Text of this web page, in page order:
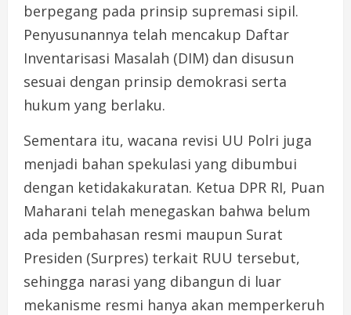
berpegang pada prinsip supremasi sipil.
Penyusunannya telah mencakup Daftar
Inventarisasi Masalah (DIM) dan disusun
sesuai dengan prinsip demokrasi serta
hukum yang berlaku.
Sementara itu, wacana revisi UU Polri juga
menjadi bahan spekulasi yang dibumbui
dengan ketidakakuratan. Ketua DPR RI, Puan
Maharani telah menegaskan bahwa belum
ada pembahasan resmi maupun Surat
Presiden (Surpres) terkait RUU tersebut,
sehingga narasi yang dibangun di luar
mekanisme resmi hanya akan memperkeruh